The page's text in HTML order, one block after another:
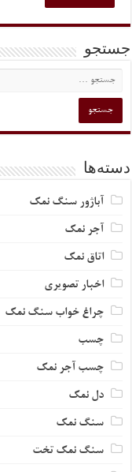
جستجو
دسته‌ها
آباژور سنگ نمک
آجر نمک
اتاق نمک
اخبار تصویری
چراغ خواب سنگ نمک
چسب
چسب آجر نمک
دل نمک
سنگ نمک
سنگ نمک تخت